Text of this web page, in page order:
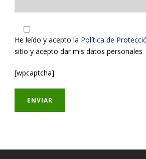
He leído y acepto la Política de
sitio y acepto dar mis datos personales
[wpcaptcha]